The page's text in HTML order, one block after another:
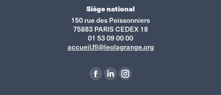
Siège national
150 rue des Poissonniers
75883 PARIS CEDEX 18
01 53 09 00 00
accueil.fll@leolagrange.org
La
La
La